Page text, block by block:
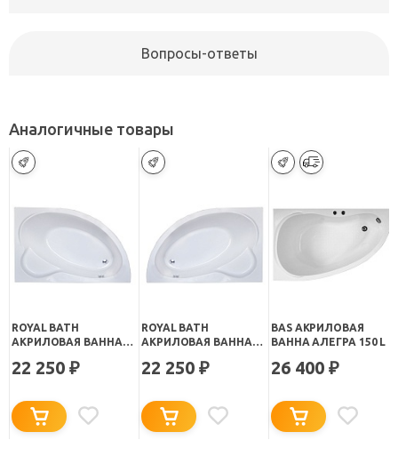
Вопросы-ответы
Аналогичные товары
ROYAL BATH
АКРИЛОВАЯ ВАННА
150Х100
22 250 ₽
ROYAL BATH
АКРИЛОВАЯ ВАННА
150Х100
22 250 ₽
BAS АКРИЛОВАЯ
ВАННА АЛЕГРА 150 L
26 400 ₽